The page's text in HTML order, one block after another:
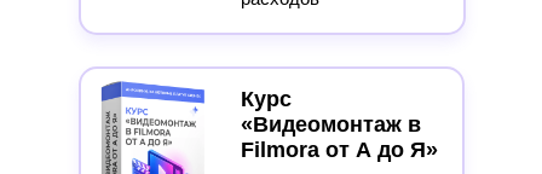
Курс
«Видеомонтаж в
Filmora от А до Я»